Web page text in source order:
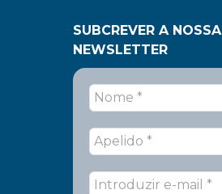
SUBCREVER A NOSSA
NEWSLETTER